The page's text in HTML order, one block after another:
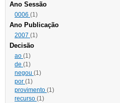
Ano Sessão
0006 (1)
Ano Publicação
2007 (1)
Decisão
ao (1)
de (1)
negou (1)
por (1)
provimento (1)
recurso (1)